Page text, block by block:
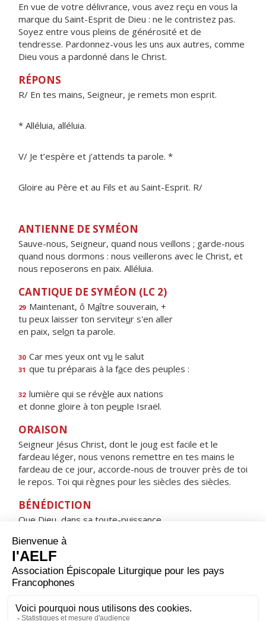
En vue de votre délivrance, vous avez reçu en vous la
marque du Saint-Esprit de Dieu : ne le contristez pas.
Soyez entre vous pleins de générosité et de
tendresse. Pardonnez-vous les uns aux autres, comme
Dieu vous a pardonné dans le Christ.
RÉPONS
R/ En tes mains, Seigneur, je remets mon esprit.
* Alléluia, alléluia.
V/ Je t’espère et j’attends ta parole. *
Gloire au Père et au Fils et au Saint-Esprit. R/
ANTIENNE DE SYMÉON
Sauve-nous, Seigneur, quand nous veillons ; garde-nous
quand nous dormons : nous veillerons avec le Christ, et
nous reposerons en paix. Alléluia.
CANTIQUE DE SYMÉON (LC 2)
29 Maintenant, ô Maître souverain, +
tu peux laisser ton serviteur s'en aller
en paix, selon ta parole.
30 Car mes yeux ont vu le salut
31 que tu préparais à la face des peuples :
32 lumière qui se révèle aux nations
et donne gloire à ton peuple Israël.
ORAISON
Seigneur Jésus Christ, dont le joug est facile et le
fardeau léger, nous venons remettre en tes mains le
fardeau de ce jour, accorde-nous de trouver près de toi
le repos. Toi qui règnes pour les siècles des siècles.
BÉNÉDICTION
Que Dieu, dans sa toute-puissance,
et nous tienne en sa bénédiction. Amen.
HYMNE : REGINA CÆLI, LÆTARE, ALLELUIA
Regina cæli, lætare, alleluia,
resurrexit sicut dixit, alleluia ;